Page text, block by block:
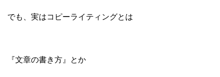
でも、実はコピーライティングとは
『文章の書き方』とか